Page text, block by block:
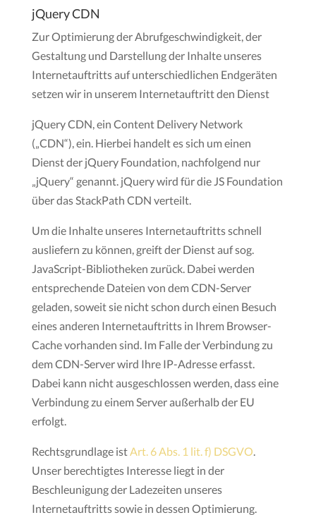
jQuery CDN
Zur Optimierung der Abrufgeschwindigkeit, der
Gestaltung und Darstellung der Inhalte unseres
Internetauftritts auf unterschiedlichen Endgeräten
setzen wir in unserem Internetauftritt den Dienst
jQuery CDN, ein Content Delivery Network
(„CDN“), ein. Hierbei handelt es sich um einen
Dienst der jQuery Foundation, nachfolgend nur
„jQuery“ genannt. jQuery wird für die JS Foundation
über das StackPath CDN verteilt.
Um die Inhalte unseres Internetauftritts schnell
ausliefern zu können, greift der Dienst auf sog.
JavaScript-Bibliotheken zurück. Dabei werden
entsprechende Dateien von dem CDN-Server
geladen, soweit sie nicht schon durch einen Besuch
eines anderen Internetauftritts in Ihrem Browser-
Cache vorhanden sind. Im Falle der Verbindung zu
dem CDN-Server wird Ihre IP-Adresse erfasst.
Dabei kann nicht ausgeschlossen werden, dass eine
Verbindung zu einem Server außerhalb der EU
erfolgt.
Rechtsgrundlage istArt. 6 Abs. 1 lit. f) DSGVO.
Unser berechtigtes Interesse liegt in der
Beschleunigung der Ladezeiten unseres
Internetauftritts sowie in dessen Optimierung.